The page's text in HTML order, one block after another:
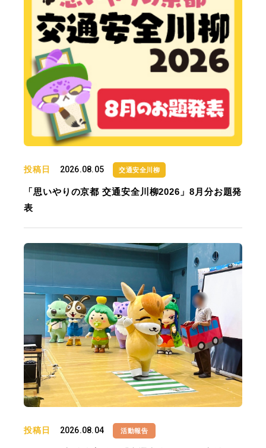
投稿日 2026.08.05 交通安全川柳
「思いやりの京都 交通安全川柳2026」8月分お題発
表
投稿日 2026.08.04 活動報告